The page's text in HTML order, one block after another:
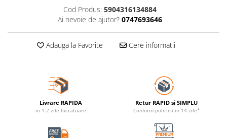
Cod Produs: 5904316134884
Ai nevoie de ajutor? 0747693646
Adauga la Favorite Cere informatii
Livrare RAPIDA
in 1-2 zile lucratoare
Retur RAPID si SIMPLU
Conform politicii in 14 zile*